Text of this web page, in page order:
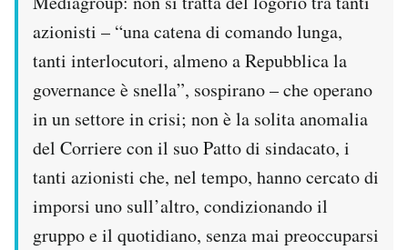
azionisti – “una catena di comando lunga,
tanti interlocutori, almeno a Repubblica la
governance è snella”, sospirano – che operano
in un settore in crisi; non è la solita anomalia
del Corriere con il suo Patto di sindacato, i
tanti azionisti che, nel tempo, hanno cercato di
imporsi uno sull’altro, condizionando il
gruppo e il quotidiano, senza mai preoccuparsi